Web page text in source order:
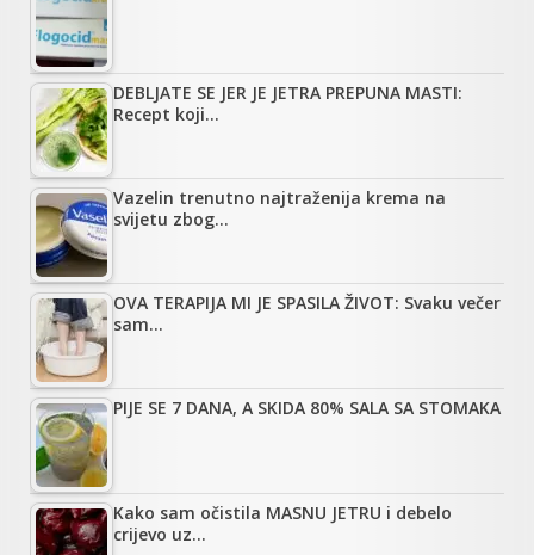
DEBLJATE SE JER JE JETRA PREPUNA MASTI:
Recept koji…
Vazelin trenutno najtraženija krema na
svijetu zbog…
OVA TERAPIJA MI JE SPASILA ŽIVOT: Svaku večer
sam…
PIJE SE 7 DANA, A SKIDA 80% SALA SA STOMAKA
Kako sam očistila MASNU JETRU i debelo
crijevo uz…